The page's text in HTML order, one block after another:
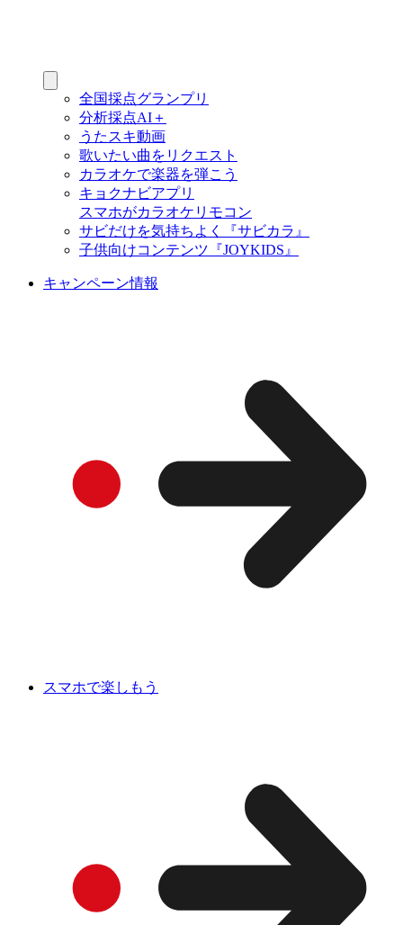
全国採点グランプリ
分析採点AI＋
うたスキ動画
歌いたい曲をリクエスト
カラオケで楽器を弾こう
キョクナビアプリ
スマホがカラオケリモコン
サビだけを気持ちよく『サビカラ』
子供向けコンテンツ『JOYKIDS』
キャンペーン情報
スマホで楽しもう